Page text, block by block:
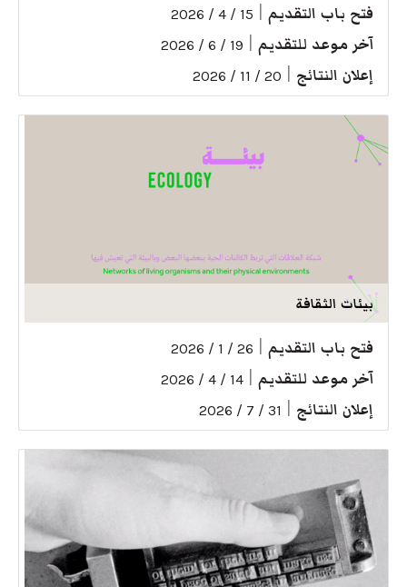
فتح باب التقديم 15 / 4 / 2026
آخر موعد للتقديم 19 / 6 / 2026
إعلان النتائج 20 / 11 / 2026
بيئات الثقافة
فتح باب التقديم 26 / 1 / 2026
آخر موعد للتقديم 14 / 4 / 2026
إعلان النتائج 31 / 7 / 2026